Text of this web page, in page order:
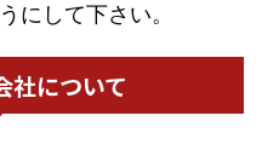
にして下さい。
社について